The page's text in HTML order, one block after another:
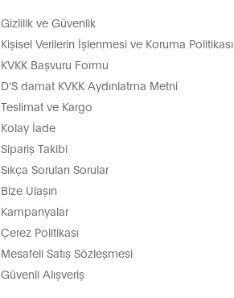
Gizlilik ve Güvenlik
Kişisel Verilerin İşlenmesi ve Koruma Politikası
KVKK Başvuru Formu
D’S damat KVKK Aydınlatma Metni
Teslimat ve Kargo
Kolay İade
Sipariş Takibi
Sıkça Sorulan Sorular
Bize Ulaşın
Kampanyalar
Çerez Politikası
Mesafeli Satış Sözleşmesi
Güvenli Alışveriş